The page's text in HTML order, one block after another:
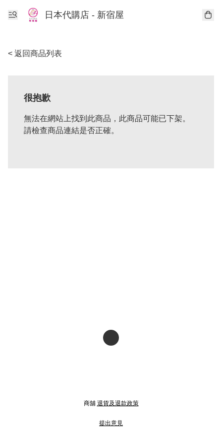
日本代購店 - 新宿屋
< 返回商品列表
很抱歉
無法在網站上找到此商品，此商品可能已下架。
請檢查商品連結是否正確。
商舖 退貨及退款政策
提出意見